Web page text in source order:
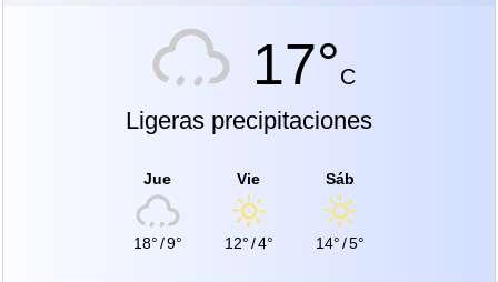
17°C
Ligeras precipitaciones
Jue
18°/9°
Vie
12°/4°
Sáb
14°/5°